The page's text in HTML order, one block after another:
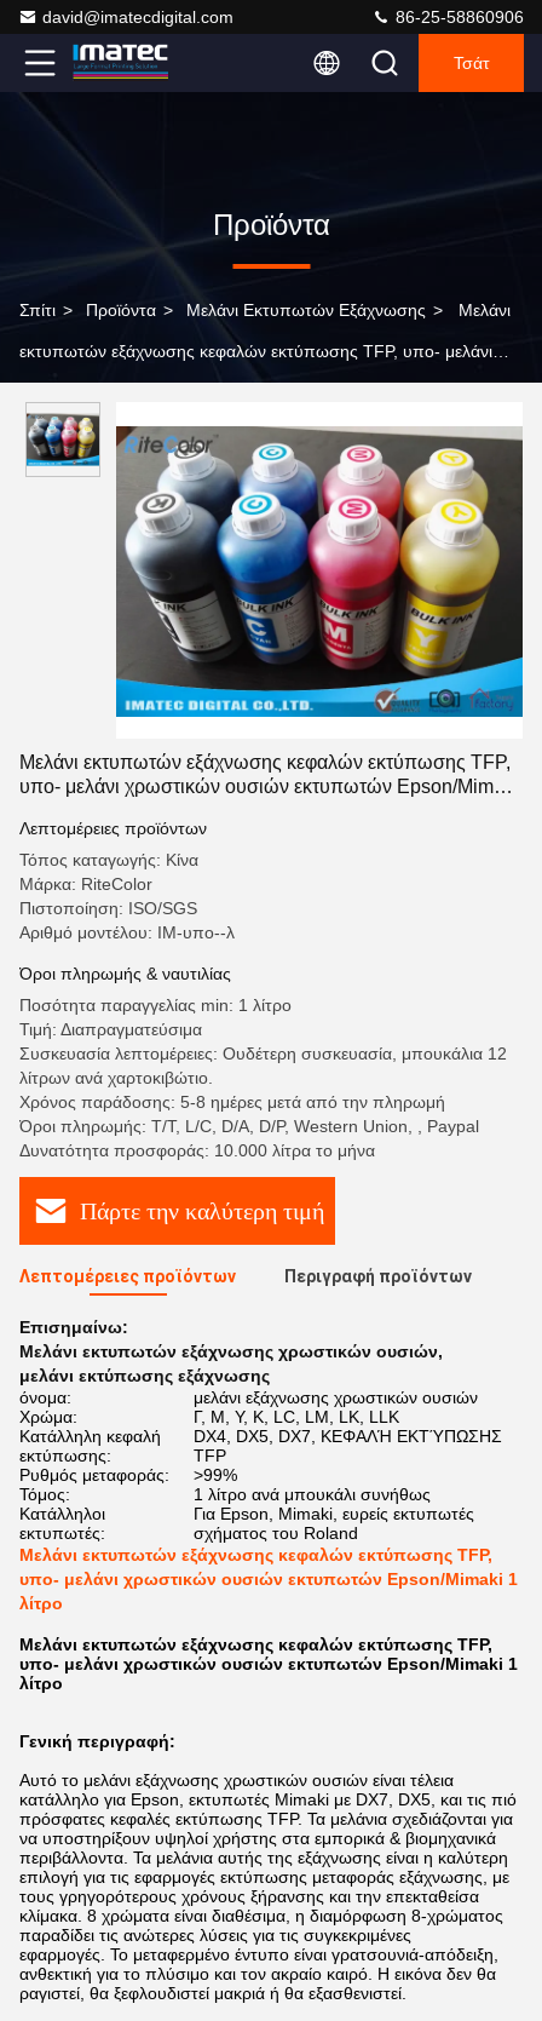
david@imatecdigital.com 86-25-58860906
Τσάτ
Προϊόντα
Σπίτι > Προϊόντα > Μελάνι Εκτυπωτών Εξάχνωσης > Μελάνι
εκτυπωτών εξάχνωσης κεφαλών εκτύπωσης TFP, υπο- μελάνι
Μελάνι εκτυπωτών εξάχνωσης κεφαλών εκτύπωσης TFP,
υπο- μελάνι χρωστικών ουσιών εκτυπωτών Epson/Mimaki
Λεπτομέρειες προϊόντων
Τόπος καταγωγής: Κίνα
Μάρκα: RiteColor
Πιστοποίηση: ISO/SGS
Αριθμό μοντέλου: IM-υπο--λ
Όροι πληρωμής & ναυτιλίας
Ποσότητα παραγγελίας min: 1 λίτρο
Τιμή: Διαπραγματεύσιμα
Συσκευασία λεπτομέρειες: Ουδέτερη συσκευασία, μπουκάλια 12
λίτρων ανά χαρτοκιβώτιο.
Χρόνος παράδοσης: 5-8 ημέρες μετά από την πληρωμή
Όροι πληρωμής: T/T, L/C, D/A, D/P, Western Union, , Paypal
Δυνατότητα προσφοράς: 10.000 λίτρα το μήνα
Πάρτε την καλύτερη τιμή
Λεπτομέρειες προϊόντων Περιγραφή προϊόντων
Επισημαίνω:
Μελάνι εκτυπωτών εξάχνωσης χρωστικών ουσιών,
μελάνι εκτύπωσης εξάχνωσης
όνομα:
μελάνι εξάχνωσης χρωστικών ουσιών
Χρώμα:
Γ, Μ, Υ, Κ, LC, LM, LK, LLK
Κατάλληλη κεφαλή
εκτύπωσης:
DX4, DX5, DX7, ΚΕΦΑΛΉ ΕΚΤΎΠΩΣΗΣ
TFP
Ρυθμός μεταφοράς:
>99%
Τόμος:
1 λίτρο ανά μπουκάλι συνήθως
Κατάλληλοι
εκτυπωτές:
Για Epson, Mimaki, ευρείς εκτυπωτές
σχήματος του Roland
Μελάνι εκτυπωτών εξάχνωσης κεφαλών εκτύπωσης TFP,
υπο- μελάνι χρωστικών ουσιών εκτυπωτών Epson/Mimaki 1
λίτρο
Μελάνι εκτυπωτών εξάχνωσης κεφαλών εκτύπωσης TFP,
υπο- μελάνι χρωστικών ουσιών εκτυπωτών Epson/Mimaki 1
λίτρο
Γενική περιγραφή:
Αυτό το μελάνι εξάχνωσης χρωστικών ουσιών είναι τέλεια
κατάλληλο για Epson, εκτυπωτές Mimaki με DX7, DX5, και τις πιό
πρόσφατες κεφαλές εκτύπωσης TFP. Τα μελάνια σχεδιάζονται για
να υποστηρίξουν υψηλοί χρήστης στα εμπορικά & βιομηχανικά
περιβάλλοντα. Τα μελάνια αυτής της εξάχνωσης είναι η καλύτερη
επιλογή για τις εφαρμογές εκτύπωσης μεταφοράς εξάχνωσης, με
τους γρηγορότερους χρόνους ξήρανσης και την επεκταθείσα
κλίμακα. 8 χρώματα είναι διαθέσιμα, η διαμόρφωση 8-χρώματος
παραδίδει τις ανώτερες λύσεις για τις συγκεκριμένες
εφαρμογές. Το μεταφερμένο έντυπο είναι γρατσουνιά-απόδειξη,
ανθεκτική για το πλύσιμο και τον ακραίο καιρό. Η εικόνα δεν θα
ραγιστεί, θα ξεφλουδιστεί μακριά ή θα εξασθενιστεί.